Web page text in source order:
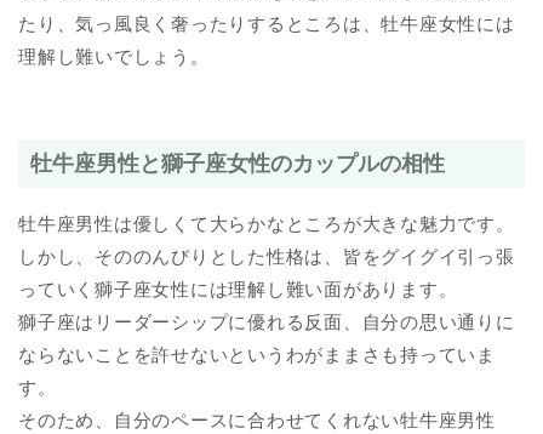
たり、気っ風良く奢ったりするところは、牡牛座女性には
理解し難いでしょう。
牡牛座男性と獅子座女性のカップルの相性
牡牛座男性は優しくて大らかなところが大きな魅力です。
しかし、そののんびりとした性格は、皆をグイグイ引っ張
っていく獅子座女性には理解し難い面があります。
獅子座はリーダーシップに優れる反面、自分の思い通りに
ならないことを許せないというわがままさも持っていま
す。
そのため、自分のペースに合わせてくれない牡牛座男性